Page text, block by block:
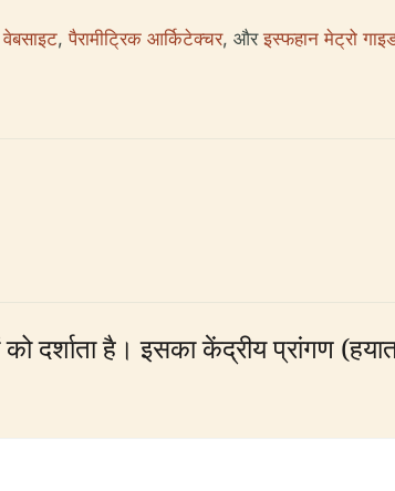
,पैरामीट्रिक आर्किटेक्चर, औरइस्फहान मेट्रो
को दर्शाता है। इसका केंद्रीय प्रांगण